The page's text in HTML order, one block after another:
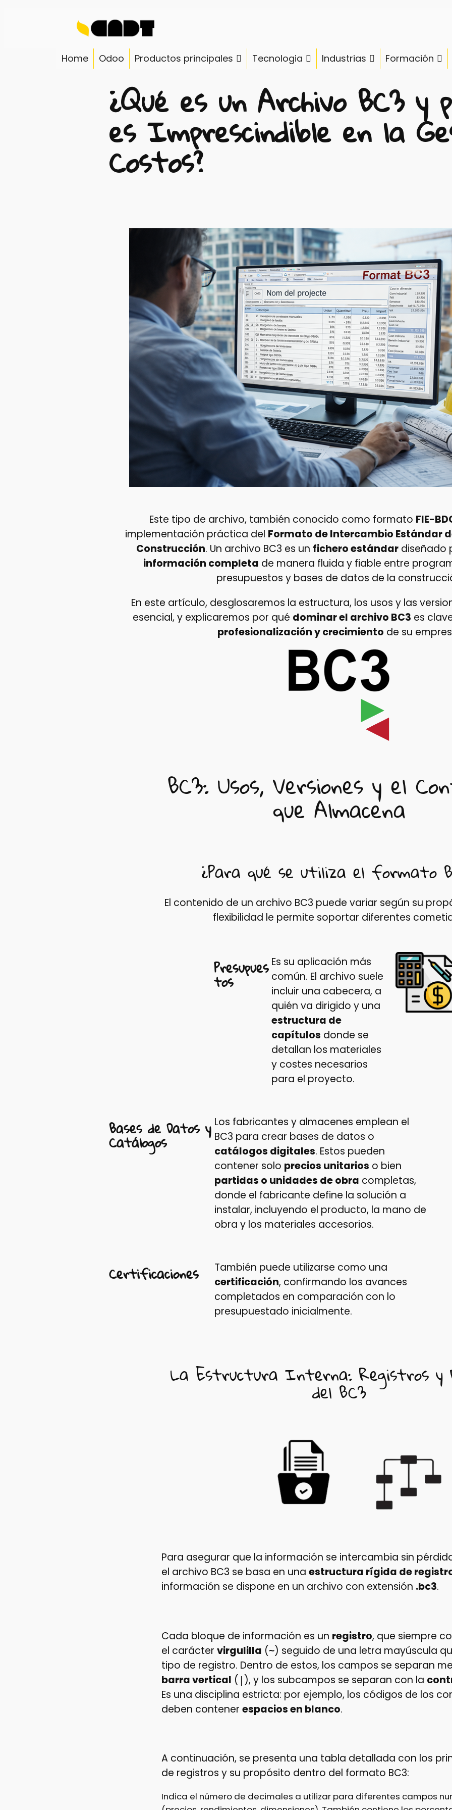
Home Odoo Productos principales Tecnologia Industrias Formación
¿Qué es un Archivo BC3 y
es Imprescindible en la
Costos?
Este tipo de archivo, también conocido como formato FIE-
implementación práctica del Formato de Intercambio Estándar
Construcción. Un archivo BC3 es un fichero estándardiseñado
información completa de manera fluida y fiable entre
presupuestos y bases de datos de la
En este artículo, desglosaremos la estructura, los usos y las
esencial, y explicaremos por qué dominar el archivo BC3 es
profesionalización y crecimiento de su
BC3: Usos, Versiones y el
que Almacena
¿Para qué se utiliza el formato
El contenido de un archivo BC3 puede variar según su
flexibilidad le permite soportar diferentes
Presupues
tos
Es su aplicación más
común. El archivo suele
incluir una cabecera, a
quién va dirigido y una
estructura de
capítulos donde se
detallan los materiales
y costes necesarios
para el proyecto.
Bases de Datos y
Catálogos
Los fabricantes y almacenes emplean el
BC3 para crear bases de datos o
catálogos digitales. Estos pueden
contener solo precios unitarios o bien
partidas o unidades de obra completas,
donde el fabricante define la solución a
instalar, incluyendo el producto, la mano de
obra y los materiales accesorios.
Certificaciones
También puede utilizarse como una
certificación, confirmando los avances
completados en comparación con lo
presupuestado inicialmente.
La Estructura Interna: Registros y
del BC3
Para asegurar que la información se intercambia sin
el archivo BC3 se basa en una estructura rígida de
información se dispone en un archivo con extensión .bc3.
Cada bloque de información es un registro, que siempre
el carácter virgulilla (~) seguido de una letra mayúscula
tipo de registro. Dentro de estos, los campos se separan
barra vertical ( | ), y los subcampos se separan con la
Es una disciplina estricta: por ejemplo, los códigos de los
deben contener espacios en blanco.
A continuación, se presenta una tabla detallada con los
de registros y su propósito dentro del formato BC3:
Indica el número de decimales a utilizar para diferentes campos